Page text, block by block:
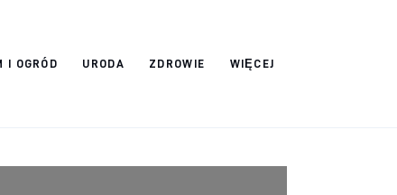
I OGRÓD URODA ZDROWIE WIĘCEJ